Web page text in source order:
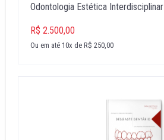
Odontologia Estética Interdisciplinar
R$ 2.500,00
Ou em até 10x de R$ 250,00